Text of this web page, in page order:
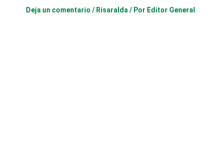
Deja un comentario / Risaralda / Por Editor General